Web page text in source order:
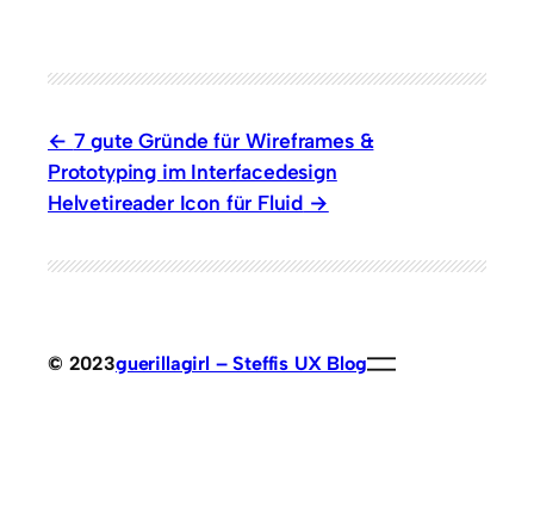
7 gute Gründe für Wireframes &
Prototyping im Interfacedesign
Helvetireader Icon für Fluid
© 2023guerillagirl – Steffis UX Blog